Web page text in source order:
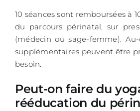
10 séances sont remboursées à
du parcours périnatal, sur
(médecin ou sage-femme).
supplémentaires peuvent être
besoin.
Peut-on faire du
rééducation du